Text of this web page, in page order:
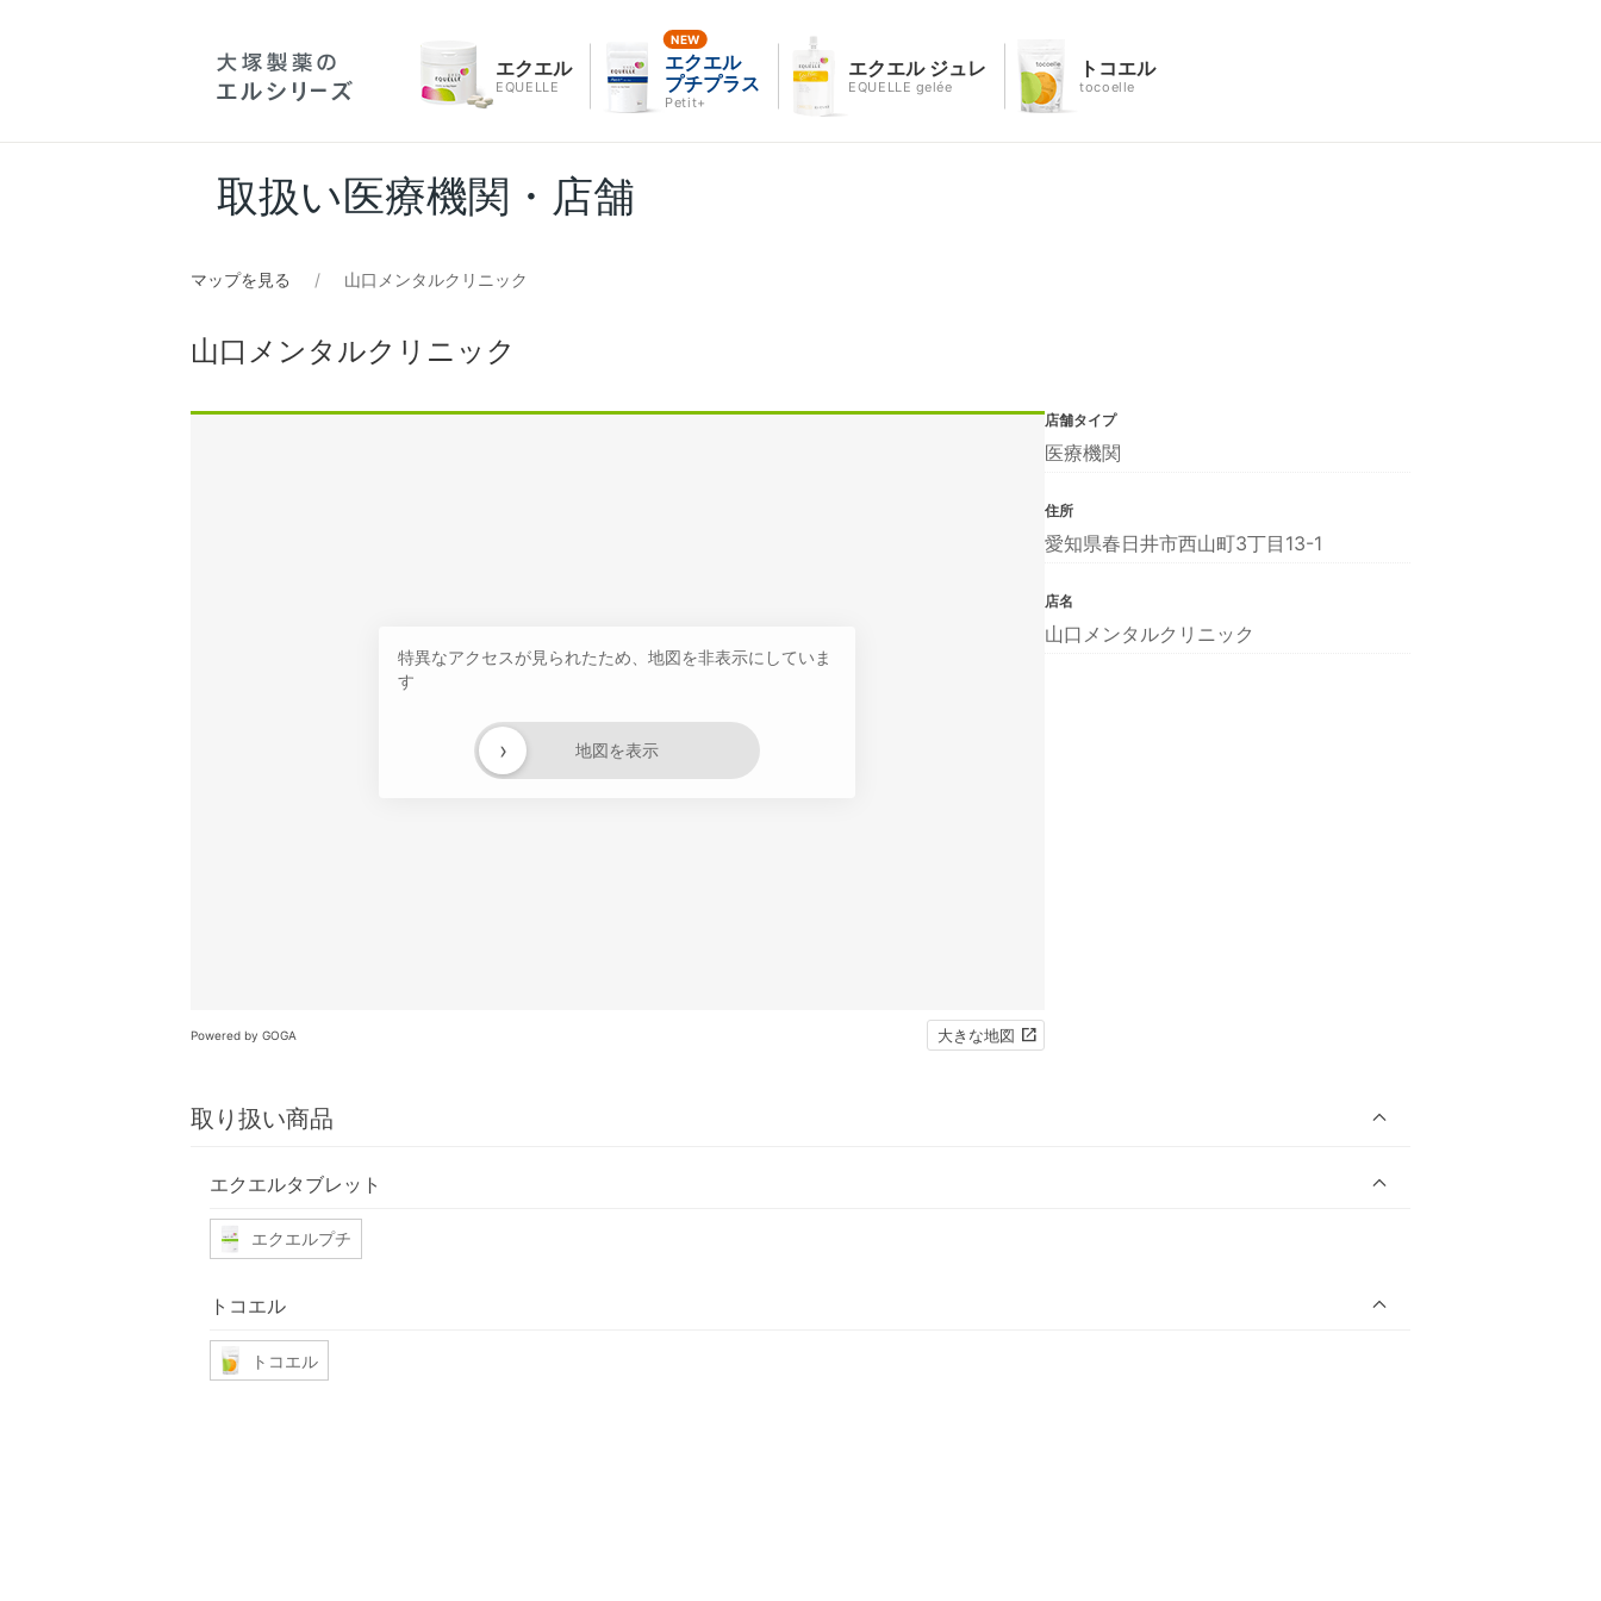
エクエル
EQUELLE
エクエル
プチプラス
Petit+
エクエル ジュレ
EQUELLE gelée
トコエル
tocoelle
取扱い医療機関・店舗
マップを見る 山口メンタルクリニック
山口メンタルクリニック
特異なアクセスが見られたため、地図を非表示にしていま
す
地図を表示
›
Powered by GOGA 大きな地図
取り扱い商品
エクエルタブレット
エクエルプチ
トコエル
トコエル
店舗タイプ
医療機関
住所
愛知県春日井市西山町3丁目13-1
店名
山口メンタルクリニック